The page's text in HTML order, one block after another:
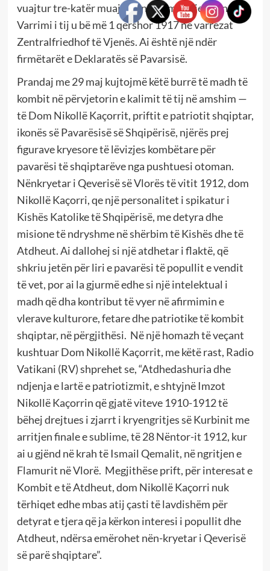
vuajtur tre-katër muaj nga një sëmundje e rëndë.
Varrimi i tij u bë më 1 qershor 1917 në varrezat
Zentralfriedhof të Vjenës. Ai është një ndër
firmëtarët e Deklaratës së Pavarsisë.
Prandaj me 29 maj kujtojmë këtë burrë të madh të
kombit në përvjetorin e kalimit të tij në amshim —
të Dom Nikollë Kaçorrit, priftit e patriotit shqiptar,
ikonës së Pavarësisë së Shqipërisë, njërës prej
figurave kryesore të lëvizjes kombëtare për
pavarësi të shqiptarëve nga pushtuesi otoman.
Nënkryetar i Qeverisë së Vlorës të vitit 1912, dom
Nikollë Kaçorri, qe një personalitet i spikatur i
Kishës Katolike të Shqipërisë, me detyra dhe
misione të ndryshme në shërbim të Kishës dhe të
Atdheut. Ai dallohej si një atdhetar i flaktë, që
shkriu jetën për liri e pavarësi të popullit e vendit
të vet, por ai la gjurmë edhe si një intelektual i
madh që dha kontribut të vyer në afirmimin e
vlerave kulturore, fetare dhe patriotike të kombit
shqiptar, në përgjithësi. Në një homazh të veçant
kushtuar Dom Nikollë Kaçorrit, me këtë rast, Radio
Vatikani (RV) shprehet se, “Atdhedashuria dhe
ndjenja e lartë e patriotizmit, e shtyjnë Imzot
Nikollë Kaçorrin që gjatë viteve 1910-1912 të
bëhej drejtues i zjarrt i kryengritjes së Kurbinit me
arritjen finale e sublime, të 28 Nëntor-it 1912, kur
ai u gjënd në krah të Ismail Qemalit, në ngritjen e
Flamurit në Vlorë. Megjithëse prift, për interesat e
Kombit e të Atdheut, dom Nikollë Kaçorri nuk
tërhiqet edhe mbas atij çasti të lavdishëm për
detyrat e tjera që ja kërkon interesi i popullit dhe
Atdheut, ndërsa emërohet nën-kryetar i Qeverisë
së parë shqiptare”.